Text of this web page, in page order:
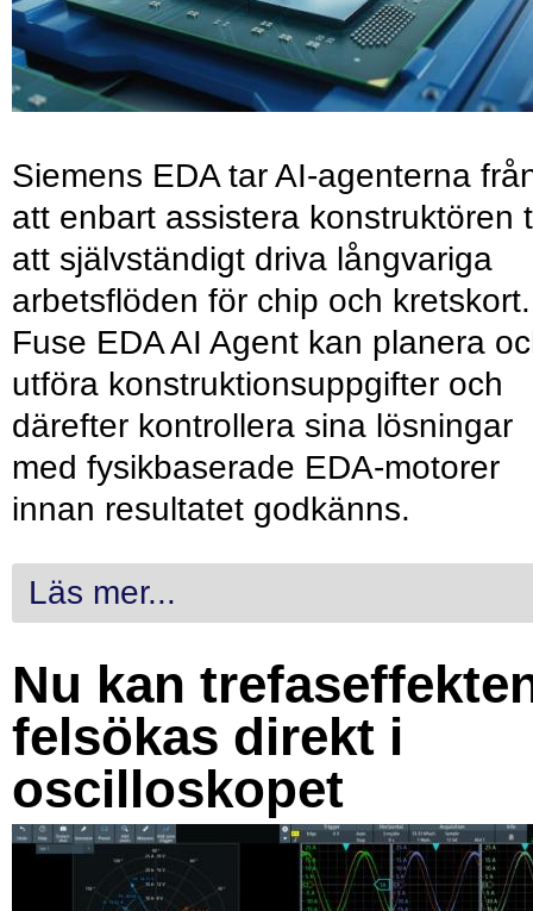
Siemens EDA tar AI-agenterna
att enbart assistera konstruktören
att självständigt driva långvariga
arbetsflöden för chip och kretskort.
Fuse EDA AI Agent kan planera
utföra konstruktionsuppgifter och
därefter kontrollera sina lösningar
med fysikbaserade EDA-motorer
innan resultatet godkänns.
Läs mer...
Nu kan
felsökas direkt i
oscilloskopet